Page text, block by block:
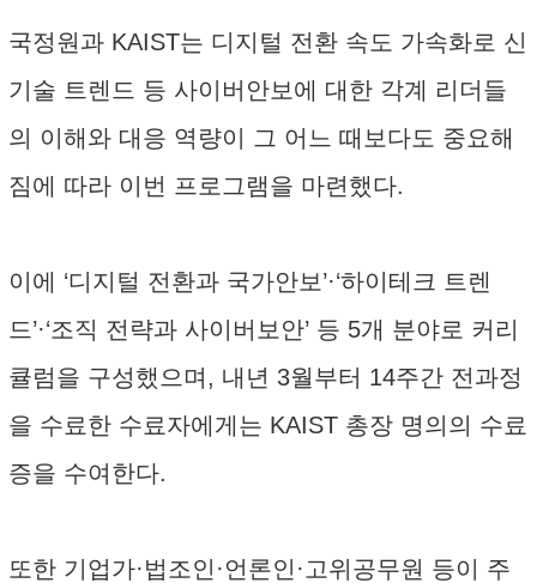
국정원과 KAIST는 디지털 전환 속도 가속화로 신
기술 트렌드 등 사이버안보에 대한 각계 리더들
의 이해와 대응 역량이 그 어느 때보다도 중요해
짐에 따라 이번 프로그램을 마련했다.
이에 ‘디지털 전환과 국가안보’·‘하이테크 트렌
드’·‘조직 전략과 사이버보안’ 등 5개 분야로 커리
큘럼을 구성했으며, 내년 3월부터 14주간 전과정
을 수료한 수료자에게는 KAIST 총장 명의의 수료
증을 수여한다.
또한 기업가·법조인·언론인·고위공무원 등이 주